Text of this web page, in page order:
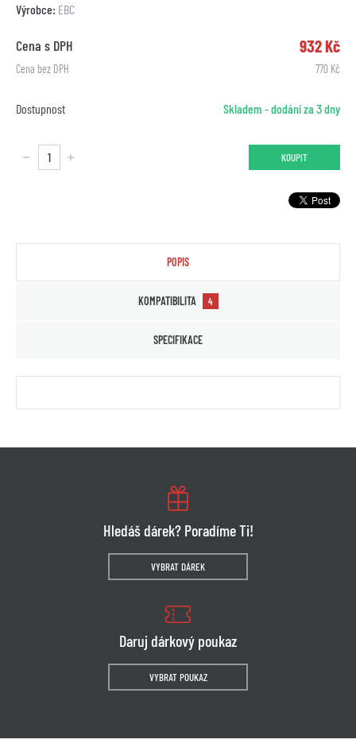
Výrobce: EBC
Cena s DPH 932 Kč
Cena bez DPH 770 Kč
Dostupnost Skladem - dodání za 3 dny
KOUPIT
POPIS
KOMPATIBILITA 4
SPECIFIKACE
Hledáš dárek? Poradíme Ti!
VYBRAT DÁREK
Daruj dárkový poukaz
VYBRAT POUKAZ